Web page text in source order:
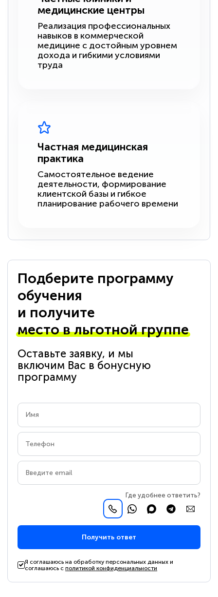
медицинские центры
Реализация профессиональных
навыков в коммерческой
медицине с достойным уровнем
дохода и гибкими условиями
труда
Частная медицинская
практика
Самостоятельное ведение
деятельности, формирование
клиентской базы и гибкое
планирование рабочего времени
Подберите программу
обучения
и получите
место в льготной группе
Оставьте заявку, и мы
включим Вас в бонусную
программу
Где удобнее ответить?
Получить ответ
Я соглашаюсь на обработку персональных данных и
соглашаюсь сполитикой конфиденциальности